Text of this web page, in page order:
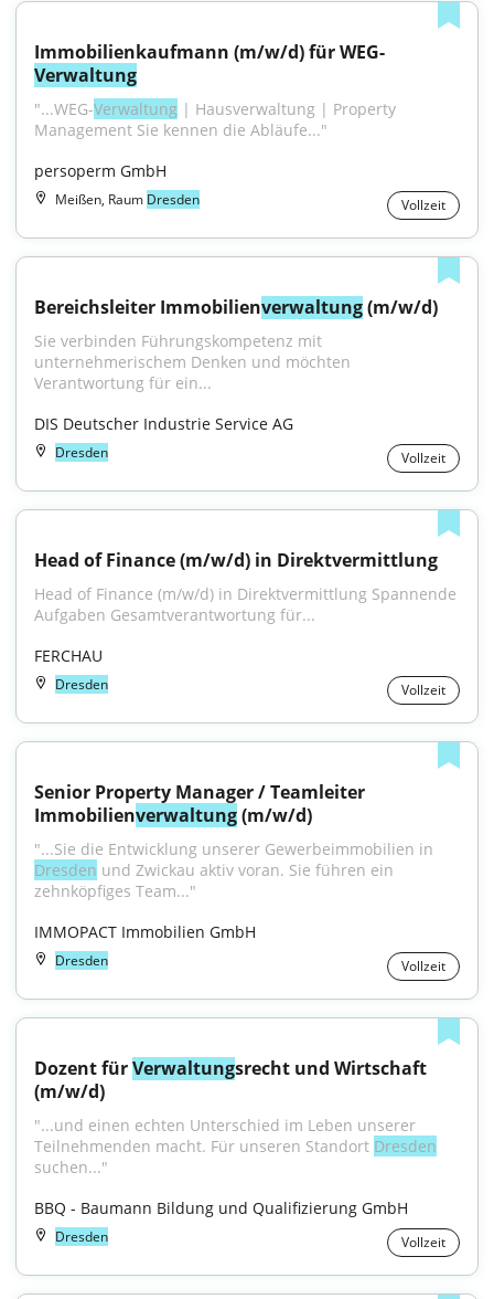
Immobilienkaufmann (m/w/d) für WEG-
Verwaltung
"...WEG-Verwaltung | Hausverwaltung | Property
Management Sie kennen die Abläufe..."
persoperm GmbH
Meißen, Raum Dresden Vollzeit
Bereichsleiter Immobilienverwaltung (m/w/d)
Sie verbinden Führungskompetenz mit
unternehmerischem Denken und möchten
Verantwortung für ein...
DIS Deutscher Industrie Service AG
Dresden Vollzeit
Head of Finance (m/w/d) in Direktvermittlung
Head of Finance (m/w/d) in Direktvermittlung Spannende
Aufgaben Gesamtverantwortung für...
FERCHAU
Dresden Vollzeit
Senior Property Manager / Teamleiter
Immobilienverwaltung (m/w/d)
Dresden und Zwickau aktiv voran. Sie führen ein
zehnköpfiges Team..."
IMMOPACT Immobilien GmbH
Dresden Vollzeit
Dozent für Verwaltungsrecht und Wirtschaft
(m/w/d)
"...und einen echten Unterschied im Leben unserer
Teilnehmenden macht. Für unseren Standort Dresden
suchen..."
BBQ - Baumann Bildung und Qualifizierung GmbH
Dresden Vollzeit